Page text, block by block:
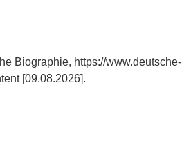
Biographie, https://www.deutsche-
[09.08.2026].